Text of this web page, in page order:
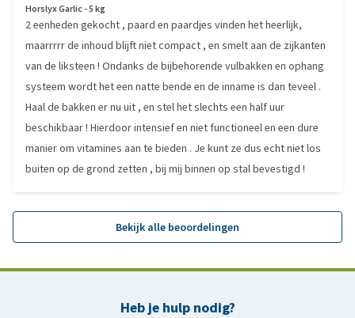
Horslyx Garlic - 5 kg
2 eenheden gekocht , paard en paardjes vinden het heerlijk,
maarrrrr de inhoud blijft niet compact , en smelt aan de zijkanten
van de liksteen ! Ondanks de bijbehorende vulbakken en ophang
systeem wordt het een natte bende en de inname is dan teveel .
Haal de bakken er nu uit , en stel het slechts een half uur
beschikbaar ! Hierdoor intensief en niet functioneel en een dure
manier om vitamines aan te bieden . Je kunt ze dus echt niet los
buiten op de grond zetten , bij mij binnen op stal bevestigd !
Bekijk alle beoordelingen
Heb je hulp nodig?